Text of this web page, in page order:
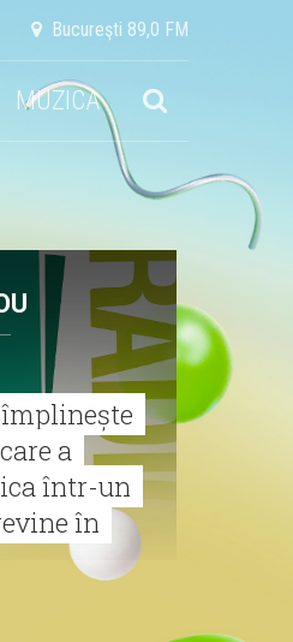
Bucureşti 89,0 FM
MUZICA
a
într-un
în